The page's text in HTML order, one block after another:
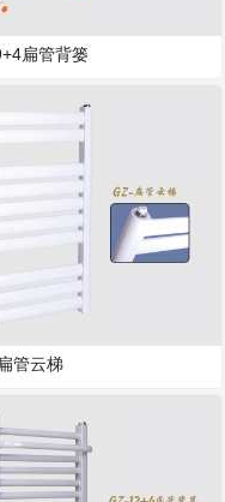
扁管背篓
管云梯